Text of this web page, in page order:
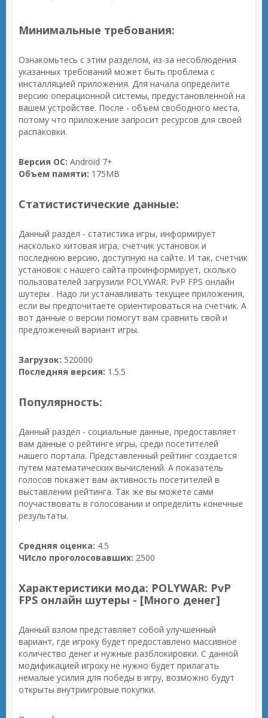
Минимальные требования:
Ознакомьтесь с этим разделом, из-за несоблюдения
указанных требований может быть проблема с
инсталляцией приложения. Для начала определите
версию операционной системы, предустановленной на
вашем устройстве. После - объем свободного места,
потому что приложение запросит ресурсов для своей
распаковки.
Версия ОС: Android 7+
Объем памяти: 175MB
Статистистические данные:
Данный раздел - статистика игры, информирует
насколько хитовая игра, счетчик установок и
последнюю версию, доступную на сайте. И так, счетчик
установок с нашего сайта проинформирует, сколько
пользователей загрузили POLYWAR: PvP FPS онлайн
шутеры . Надо ли устанавливать текущее приложения,
если вы предпочитаете ориентироваться на счетчик. А
вот данные о версии помогут вам сравнить свой и
предложенный вариант игры.
Загрузок: 520000
Последняя версия: 1.5.5
Популярность:
Данный раздел - социальные данные, предоставляет
вам данные о рейтинге игры, среди посетителей
нашего портала. Представленный рейтинг создается
путем математических вычислений. А показатель
голосов покажет вам активность посетителей в
выставлении рейтинга. Так же вы можете сами
поучаствовать в голосовании и определить конечные
результаты.
Средняя оценка: 4.5
ЧИсло проголосовавших: 2500
Характеристики мода: POLYWAR: PvP
FPS онлайн шутеры - [Много денег]
Данный взлом представляет собой улучшенный
вариант, где игроку будет предоставлено массивное
количество денег и нужные разблокировки. С данной
модификацией игроку не нужно будет прилагать
немалые усилия для победы в игру, возможно будут
открыты внутриигровые покупки.